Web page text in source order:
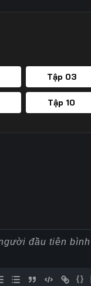
Tập 03
Tập 10
{}